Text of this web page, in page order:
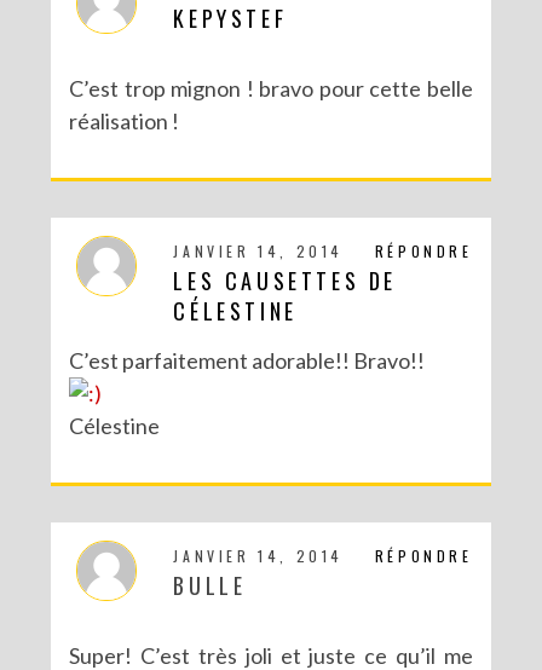
KEPYSTEF
C’est trop mignon ! bravo pour cette belle
réalisation !
RÉPONDRE
JANVIER 14, 2014
LES CAUSETTES DE
CÉLESTINE
C’est parfaitement adorable!! Bravo!!
Célestine
RÉPONDRE
JANVIER 14, 2014
BULLE
Super! C’est très joli et juste ce qu’il me